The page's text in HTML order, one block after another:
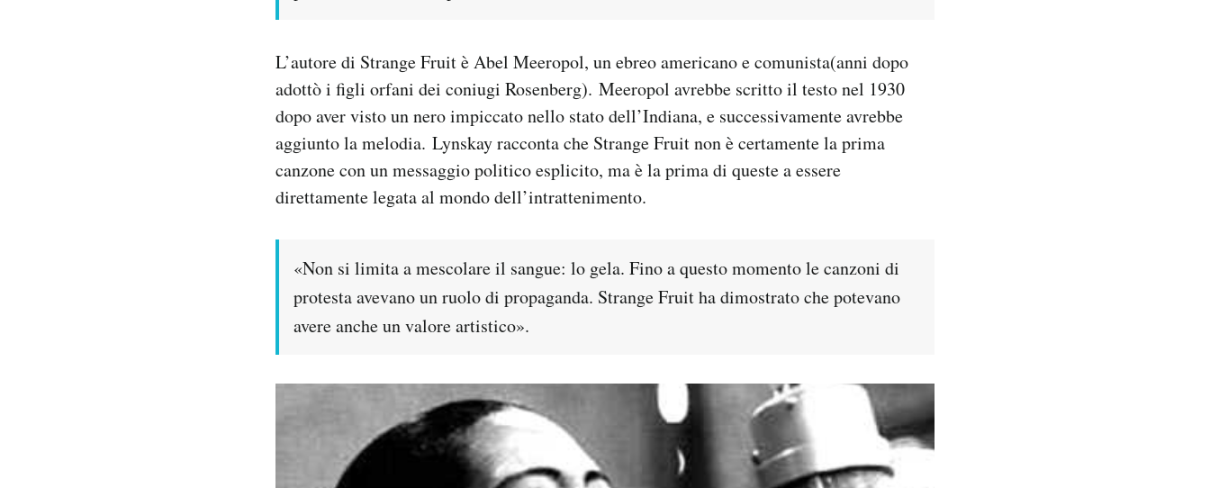
L’autore di Strange Fruit è Abel Meeropol, un ebreo americano e comunista(anni dopo
adottò i figli orfani dei coniugi Rosenberg). Meeropol avrebbe scritto il testo nel 1930
dopo aver visto un nero impiccato nello stato dell’Indiana, e successivamente avrebbe
aggiunto la melodia. Lynskay racconta che Strange Fruit non è certamente la prima
canzone con un messaggio politico esplicito, ma è la prima di queste a essere
direttamente legata al mondo dell’intrattenimento.
«Non si limita a mescolare il sangue: lo gela. Fino a questo momento le canzoni di
protesta avevano un ruolo di propaganda. Strange Fruit ha dimostrato che potevano
avere anche un valore artistico».